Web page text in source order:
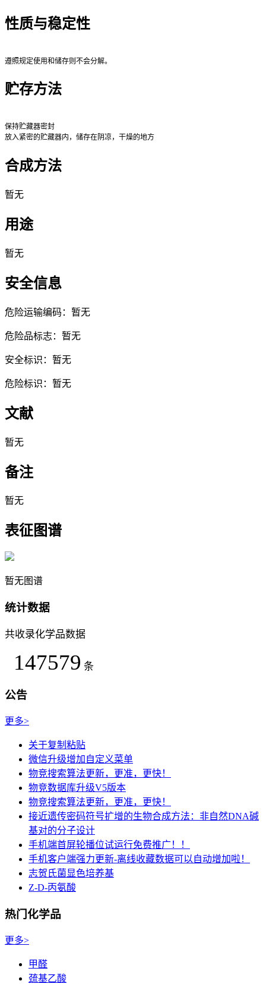
性质与稳定性
遵照规定使用和储存则不会分解。
贮存方法
保持贮藏器密封
放入紧密的贮藏器内，储存在阴凉，干燥的地方
合成方法
暂无
用途
暂无
安全信息
危险运输编码：暂无
危险品标志：暂无
安全标识：暂无
危险标识：暂无
文献
暂无
备注
暂无
表征图谱
暂无图谱
统计数据
共收录化学品数据
147579 条
公告
更多>
关于复制粘贴
微信升级增加自定义菜单
物竞搜索算法更新，更准，更快！
物竞数据库升级V5版本
物竞搜索算法更新，更准，更快！
接近遗传密码符号扩增的生物合成方法：非自然DNA碱
基对的分子设计
手机端首屏轮播位试运行免费推广！！
手机客户端强力更新-离线收藏数据可以自动增加啦！
志贺氏菌显色培养基
Z-D-丙氨酸
热门化学品
更多>
甲醛
巯基乙酸